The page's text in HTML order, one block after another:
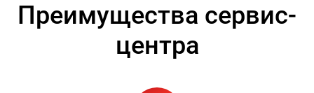
Преимущества сервис-
центра